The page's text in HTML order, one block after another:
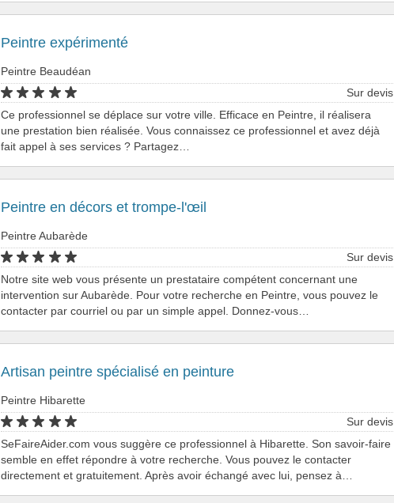
Peintre expérimenté
Peintre Beaudéan
Sur devis
Ce professionnel se déplace sur votre ville. Efficace en Peintre, il réalisera
une prestation bien réalisée. Vous connaissez ce professionnel et avez déjà
fait appel à ses services ? Partagez…
Peintre en décors et trompe-l'œil
Peintre Aubarède
Sur devis
Notre site web vous présente un prestataire compétent concernant une
intervention sur Aubarède. Pour votre recherche en Peintre, vous pouvez le
contacter par courriel ou par un simple appel. Donnez-vous…
Artisan peintre spécialisé en peinture
Peintre Hibarette
Sur devis
SeFaireAider.com vous suggère ce professionnel à Hibarette. Son savoir-faire
semble en effet répondre à votre recherche. Vous pouvez le contacter
directement et gratuitement. Après avoir échangé avec lui, pensez à…